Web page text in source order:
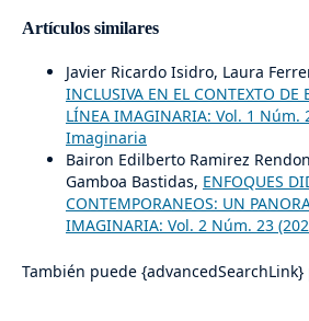
Artículos similares
Javier Ricardo Isidro, Laura
INCLUSIVA EN EL CONTEXTO DE
LÍNEA IMAGINARIA: Vol. 1 Núm.
Imaginaria
Bairon Edilberto Ramirez
Gamboa Bastidas, ENFOQUES
CONTEMPORANEOS: UN
IMAGINARIA: Vol. 2 Núm. 23
También puede